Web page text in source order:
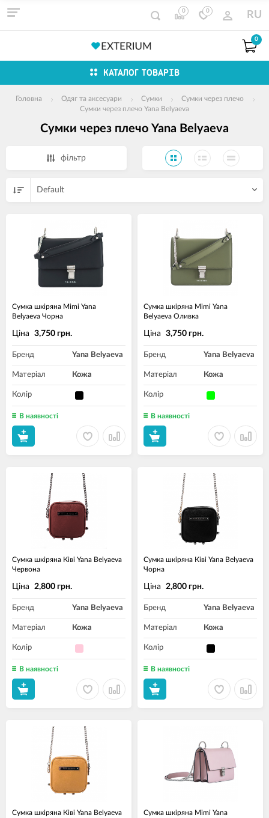
0 0 RU
0
КАТАЛОГ ТОВАРІВ
Головна Одяг та аксесуари Сумки
Сумки через плечо
Сумки через плечо Yana Belyaeva
Сумки через плечо Yana Belyaeva
фільтр
Default
Сумка шкіряна Mimi Yana
Belyaeva Чорна
Ціна 3,750 грн.
Бренд Yana Belyaeva
Матеріал Кожа
Колір
В наявності
Сумка шкіряна Mimi Yana
Belyaeva Оливка
Ціна 3,750 грн.
Бренд Yana Belyaeva
Матеріал Кожа
Колір
В наявності
Сумка шкіряна Ківі Yana Belyaeva
Червона
Ціна 2,800 грн.
Бренд Yana Belyaeva
Матеріал Кожа
Колір
В наявності
Сумка шкіряна Ківі Yana Belyaeva
Чорна
Ціна 2,800 грн.
Бренд Yana Belyaeva
Матеріал Кожа
Колір
В наявності
Сумка шкіряна Ківі Yana Belyaeva
Сумка шкіряна Mimi Yana